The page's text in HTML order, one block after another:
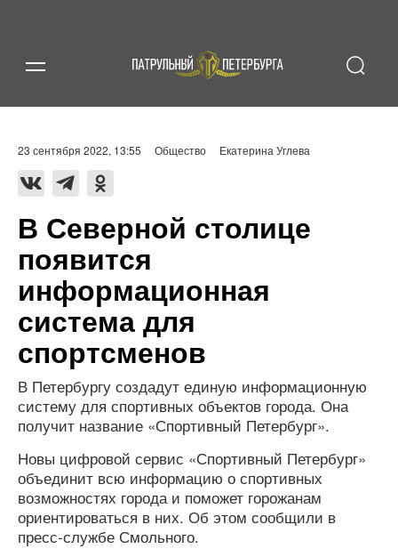
23 сентября 2022, 13:55 Общество Екатерина Углева
В Северной столице
появится
информационная
система для
спортсменов
В Петербургу создадут единую информационную
систему для спортивных объектов города. Она
получит название «Спортивный Петербург».
Новы цифровой сервис «Спортивный Петербург»
объединит всю информацию о спортивных
возможностях города и поможет горожанам
ориентироваться в них. Об этом сообщили в
пресс-службе Смольного.